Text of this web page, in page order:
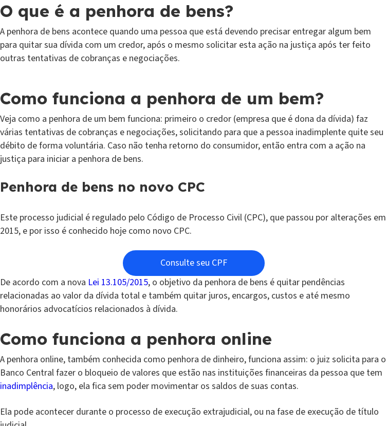
O que é a penhora de bens?
A penhora de bens acontece quando uma pessoa que está devendo precisar entregar algum bem
para quitar sua dívida com um credor, após o mesmo solicitar esta ação na justiça após ter feito
outras tentativas de cobranças e negociações.
Como funciona a penhora de um bem?
Veja como a penhora de um bem funciona: primeiro o credor (empresa que é dona da dívida) faz
várias tentativas de cobranças e negociações, solicitando para que a pessoa inadimplente quite seu
débito de forma voluntária. Caso não tenha retorno do consumidor, então entra com a ação na
justiça para iniciar a penhora de bens.
Penhora de bens no novo CPC
Este processo judicial é regulado pelo Código de Processo Civil (CPC), que passou por alterações em
2015, e por isso é conhecido hoje como novo CPC.
Consulte seu CPF
De acordo com a nova Lei 13.105/2015, o objetivo da penhora de bens é quitar pendências
relacionadas ao valor da dívida total e também quitar juros, encargos, custos e até mesmo
honorários advocatícios relacionados à dívida.
Como funciona a penhora online
A penhora online, também conhecida como penhora de dinheiro, funciona assim: o juiz solicita para o
Banco Central fazer o bloqueio de valores que estão nas instituições financeiras da pessoa que tem
inadimplência, logo, ela fica sem poder movimentar os saldos de suas contas.
Ela pode acontecer durante o processo de execução extrajudicial, ou na fase de execução de título